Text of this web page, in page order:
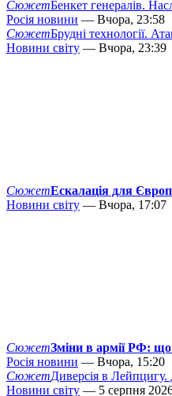
СюжетБенкет генералів.
Росія новини — Вчора, 23:58
СюжетБрудні технології.
Новини світу — Вчора, 23:39
СюжетЕскалація для
Новини світу — Вчора, 17:07
СюжетЗміни в армії РФ: що
Росія новини — Вчора, 15:20
СюжетДиверсія в Лейпцигу.
Новини світу — 5 серпня